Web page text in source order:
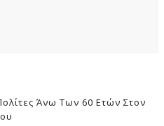
Άνω Των 60 Ετών Στον